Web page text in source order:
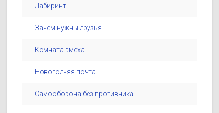
Лабиринт
Зачем нужны друзья
Комната смеха
Новогодняя почта
Самооборона без противника